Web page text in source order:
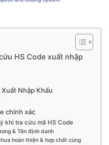
HS Code xuất nhập
Xuất Nhập Khẩu
chính xác
khi tra cứu mã HS Code
& Tên định danh
hoàn thiện & hợp chất cùng